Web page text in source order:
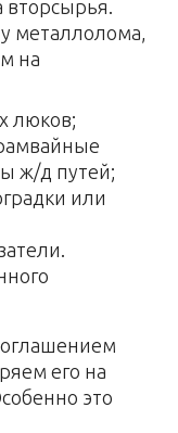
вторсырья.
металлолома,
на
люков;
ж/д путей;
или
его на
это